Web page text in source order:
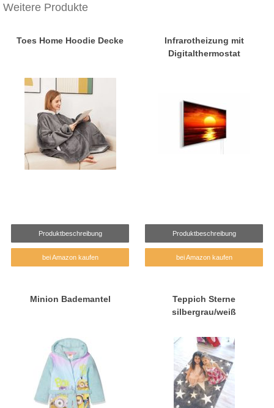
Weitere Produkte
Toes Home Hoodie Decke
Produktbeschreibung
bei Amazon kaufen
Infrarotheizung mit
Digitalthermostat
Produktbeschreibung
bei Amazon kaufen
Minion Bademantel
Teppich Sterne
silbergrau/weiß